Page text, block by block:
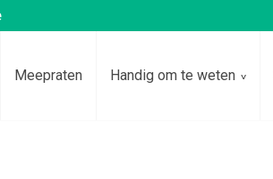
Meepraten Handig om te weten